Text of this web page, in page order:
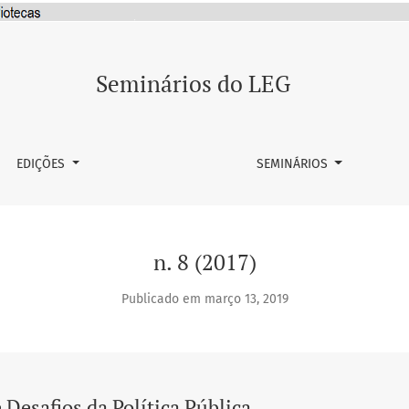
Seminários do LEG
EDIÇÕES SEMINÁRIOS
n. 8 (2017)
Publicado em março 13, 2019